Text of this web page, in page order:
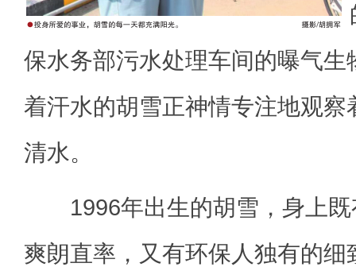
保水务部污水处理车间的曝气生
着汗水的胡雪正神情专注地观察
清水。
1996年出生的胡雪，身上既
爽朗直率，又有环保人独有的细